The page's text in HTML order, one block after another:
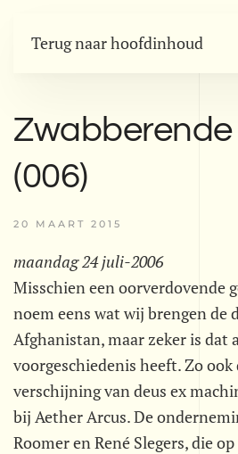
Terug naar hoofdinhoud
(006)
20 MAART 2015
maandag 24 juli-2006
Misschien een oorverdovende
noem eens wat wij brengen de
Afghanistan, maar zeker is dat
voorgeschiedenis heeft. Zo ook
verschijning van deus ex
bij Aether Arcus. De
Roomer en René Slegers, die